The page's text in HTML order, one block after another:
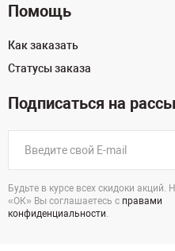
Помощь
Как заказать
Статусы заказа
Подписаться на
Будьте в курсе всех скидоки акций.
«ОК» Вы соглашаетесь с правами
конфиденциальности.